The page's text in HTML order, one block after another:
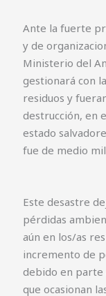
Ante la fuerte
y de
Ministerio del
gestionará con
residuos y
destrucción, en
estado
fue de medio
Este desastre
pérdidas
aún en los/as
incremento de
debido en parte
que ocasionan